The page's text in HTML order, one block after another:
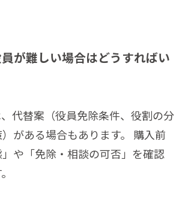
が難しい場合はどうすればい
代替案（役員免除条件、役割の分
がある場合もあります。 購入前
や「免除・相談の可否」を確認